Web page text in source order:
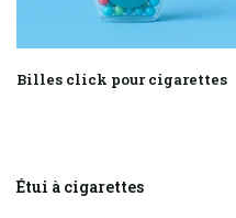
Billes click pour cigarettes
Étui à cigarettes